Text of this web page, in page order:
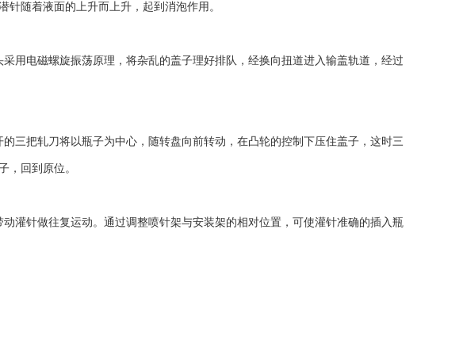
随着液面的上升而上升，起到消泡作用。
电磁螺旋振荡原理，将杂乱的盖子理好排队，经换向扭道进入输盖轨道，经过
把轧刀将以瓶子为中心，随转盘向前转动，在凸轮的控制下压住盖子，这时三
，回到原位。
针做往复运动。通过调整喷针架与安装架的相对位置，可使灌针准确的插入瓶